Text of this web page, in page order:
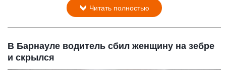
Читать полностью
В Барнауле водитель сбил женщину на зебре
и скрылся